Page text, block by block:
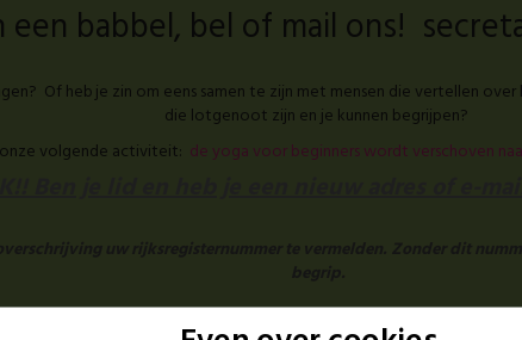
een babbel, bel of mail ons!
Of heb je zin om eens samen te zijn met mensen die vertellen
die lotgenoot zijn en je kunnen begrijpen?
volgende activiteit: de yoga voor beginners wordt verschoven